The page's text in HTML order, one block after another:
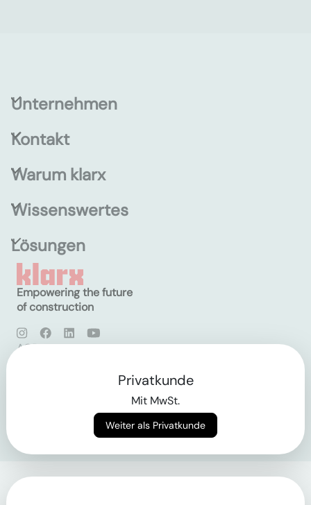
Unternehmen
Kontakt
Warum klarx
Wissenswertes
Lösungen
Empowering the future
of construction
AGB
Privatkunde
Mit MwSt.
Weiter als Privatkunde